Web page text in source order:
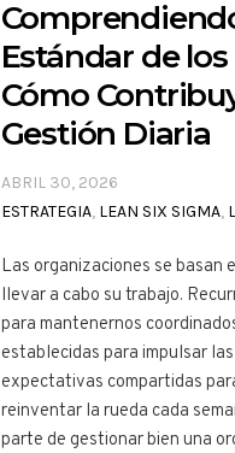
Estándar de
Cómo
Gestión Diaria
ABRIL 30, 2026
ESTRATEGIA, LEAN SIX SIGMA,
Las organizaciones se basan
llevar a cabo su trabajo.
para mantenernos
establecidas para impulsar
expectativas compartidas
reinventar la rueda cada
parte de gestionar bien una